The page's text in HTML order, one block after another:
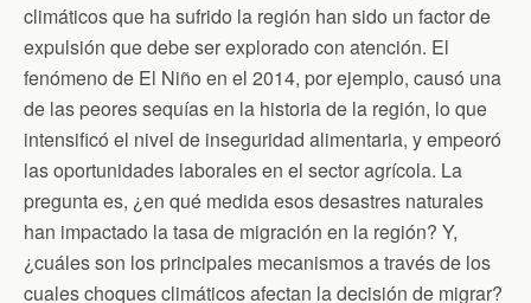
climáticos que ha sufrido la región han sido un factor de
expulsión que debe ser explorado con atención. El
fenómeno de El Niño en el 2014, por ejemplo, causó una
de las peores sequías en la historia de la región, lo que
intensificó el nivel de inseguridad alimentaria, y empeoró
las oportunidades laborales en el sector agrícola. La
pregunta es, ¿en qué medida esos desastres naturales
han impactado la tasa de migración en la región? Y,
¿cuáles son los principales mecanismos a través de los
cuales choques climáticos afectan la decisión de migrar?